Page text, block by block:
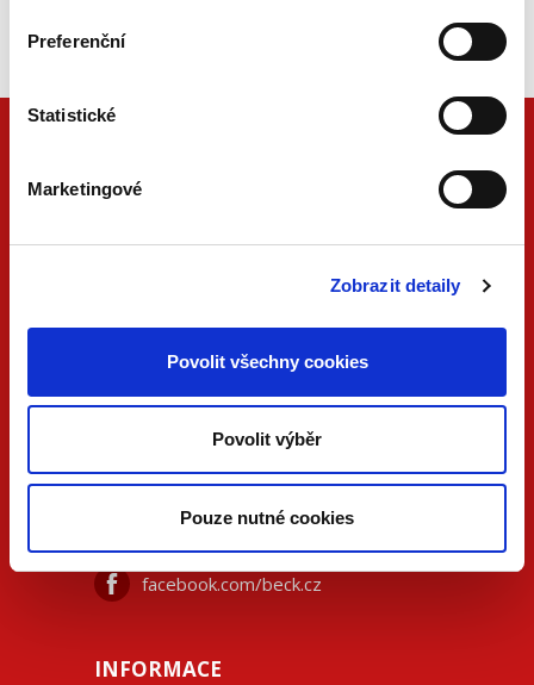
Preferenční
Statistické
Marketingové
Zobrazit detaily
Povolit všechny cookies
Povolit výběr
Pouze nutné cookies
VERZE
VERZE
KONTAKTUJTE NÁS
facebook.com/beck.cz
INFORMACE